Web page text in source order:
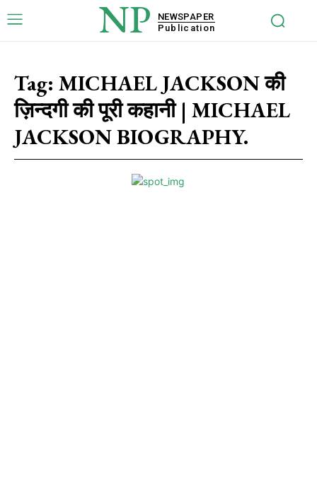
NP
NEWSPAPER
Publication
Tag: MICHAEL JACKSON की
ज़िन्दगी की पूरी कहानी | MICHAEL
JACKSON BIOGRAPHY.